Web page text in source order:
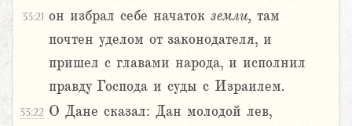
33:21 он избрал себе начаток земли, там
почтен уделом от законодателя, и
пришел с главами народа, и исполнил
правду Господа и суды с Израилем.
33:22 О Дане сказал: Дан молодой лев,